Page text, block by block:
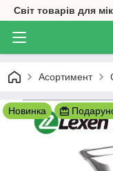
Світ товарів для
Асортимент
Новинка